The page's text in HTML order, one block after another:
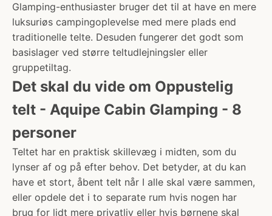
Glamping-enthusiaster bruger det til at have en mere
luksuriøs campingoplevelse med mere plads end
traditionelle telte. Desuden fungerer det godt som
basislager ved større teltudlejningsler eller
gruppetiltag.
Det skal du vide om Oppustelig
telt - Aquipe Cabin Glamping - 8
personer
Teltet har en praktisk skillevæg i midten, som du
lynser af og på efter behov. Det betyder, at du kan
have et stort, åbent telt når I alle skal være sammen,
eller opdele det i to separate rum hvis nogen har
brug for lidt mere privatliv eller hvis børnene skal